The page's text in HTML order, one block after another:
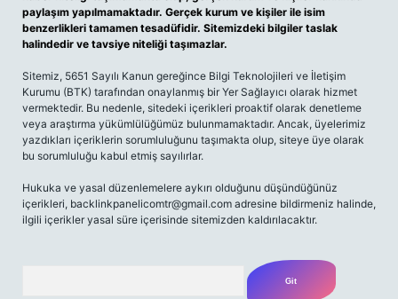
paylaşım yapılmamaktadır. Gerçek kurum ve kişiler ile isim
benzerlikleri tamamen tesadüfidir. Sitemizdeki bilgiler taslak
halindedir ve tavsiye niteliği taşımazlar.
Sitemiz, 5651 Sayılı Kanun gereğince Bilgi Teknolojileri ve İletişim
Kurumu (BTK) tarafından onaylanmış bir Yer Sağlayıcı olarak hizmet
vermektedir. Bu nedenle, sitedeki içerikleri proaktif olarak denetleme
veya araştırma yükümlülüğümüz bulunmamaktadır. Ancak, üyelerimiz
yazdıkları içeriklerin sorumluluğunu taşımakta olup, siteye üye olarak
bu sorumluluğu kabul etmiş sayılırlar.
Hukuka ve yasal düzenlemelere aykırı olduğunu düşündüğünüz
içerikleri, backlinkpanelicomtr@gmail.com adresine bildirmeniz halinde,
ilgili içerikler yasal süre içerisinde sitemizden kaldırılacaktır.